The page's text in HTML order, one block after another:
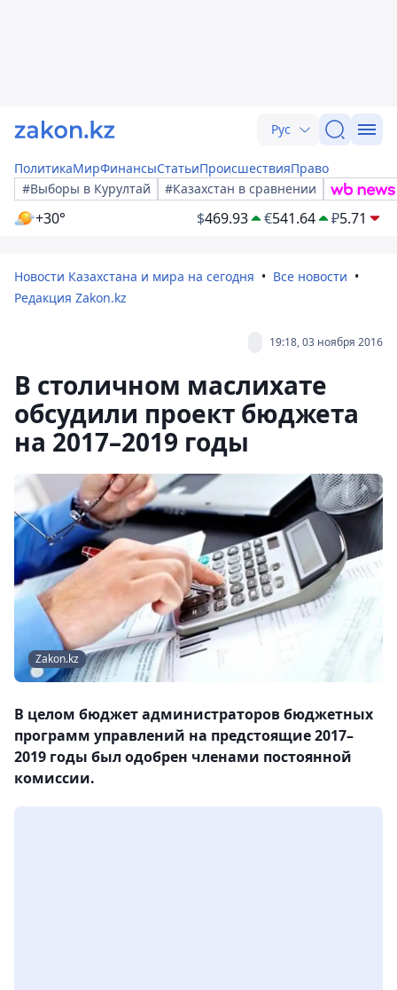
Рус
ПолитикаМирФинансыСтатьиПроисшествияПраво
#Выборы в Курултай
#Казахстан в сравнении
+30° $469.93 €541.64 ₽5.71
Новости Казахстана и мира на сегодня
Все новости
Редакция Zakon.kz
19:18, 03 ноября 2016
В столичном маслихате
обсудили проект бюджета
на 2017–2019 годы
Zakon.kz
В целом бюджет администраторов бюджетных
программ управлений на предстоящие 2017–
2019 годы был одобрен членами постоянной
комиссии.